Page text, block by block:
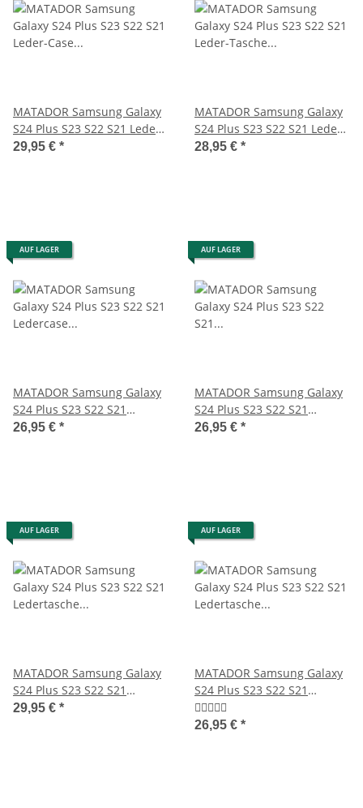
MATADOR Samsung Galaxy
S24 Plus S23 S22 S21 Leder-
Case Schwarz
29,95 € *
MATADOR Samsung Galaxy
S24 Plus S23 S22 S21 Leder-
Tasche Braun
28,95 € *
AUF LAGER
MATADOR Samsung Galaxy
S24 Plus S23 S22 S21
Ledercase Schwarz
26,95 € *
AUF LAGER
MATADOR Samsung Galaxy
S24 Plus S23 S22 S21
Lederhülle Schwarz
26,95 € *
AUF LAGER
MATADOR Samsung Galaxy
S24 Plus S23 S22 S21
Ledertasche Braun
29,95 € *
AUF LAGER
MATADOR Samsung Galaxy
S24 Plus S23 S22 S21
Ledertasche Schwarz
26,95 € *